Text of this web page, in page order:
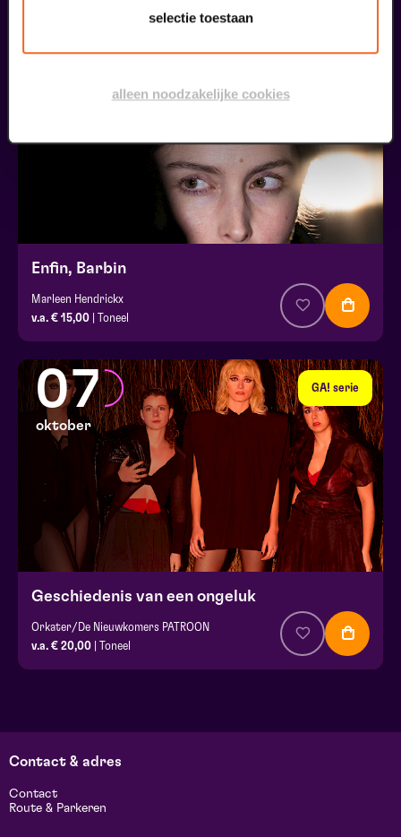
selectie toestaan
alleen noodzakelijke cookies
Maak je maandag!
05
Enfin, Barbin
Marleen Hendrickx
v.a. € 15,00 | Toneel
GA! serie
07
oktober
Geschiedenis van een ongeluk
Orkater/De Nieuwkomers PATROON
v.a. € 20,00 | Toneel
Contact & adres
Contact
Route & Parkeren